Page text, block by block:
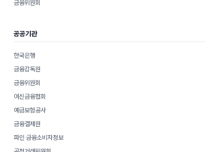
금융위원회
공공기관
한국은행
금융감독원
금융위원회
여신금융협회
예금보험공사
금융결제원
파인 금융소비자정보